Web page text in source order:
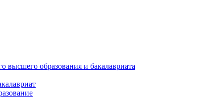
высшего образования и бакалавриата